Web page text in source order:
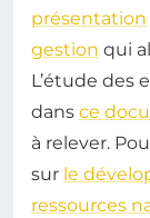
présentation
gestion qui
L’étude des
dans ce
à relever.
sur le
ressources